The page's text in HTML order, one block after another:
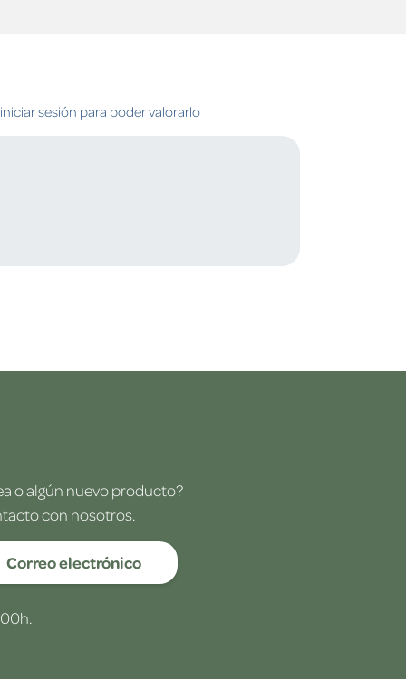
sesión para poder valorarlo
o algún nuevo producto?
con nosotros.
Correo electrónico